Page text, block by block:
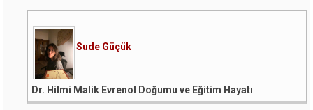
Sude Güçük
Dr. Hilmi Malik Evrenol Doğumu ve Eğitim Hayatı